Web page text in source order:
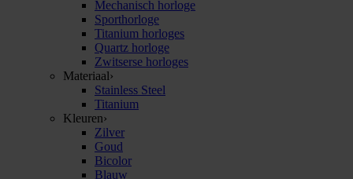
Mechanisch horloge
Sporthorloge
Titanium horloges
Quartz horloge
Zwitserse horloges
Materiaal›
Stainless Steel
Titanium
Kleuren›
Zilver
Goud
Bicolor
Blauw